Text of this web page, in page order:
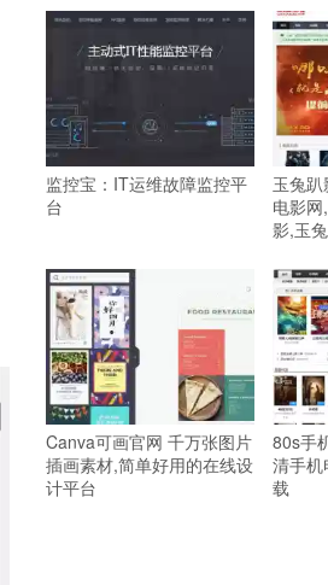
监控宝：IT运维故障监控平
台
玉兔
电影
影,玉
Canva可画官网 千万张图片
插画素材,简单好用的在线设
计平台
80s手
清手机
载